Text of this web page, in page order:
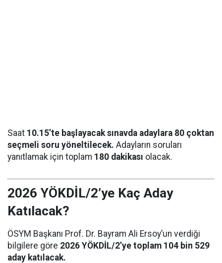
Saat 10.15’te başlayacak sınavda adaylara 80 çoktan
seçmeli soru yöneltilecek. Adayların soruları
yanıtlamak için toplam 180 dakikası olacak.
2026 YÖKDİL/2’ye Kaç Aday
Katılacak?
ÖSYM Başkanı Prof. Dr. Bayram Ali Ersoy’un verdiği
bilgilere göre 2026 YÖKDİL/2’ye toplam 104 bin 529
aday katılacak.